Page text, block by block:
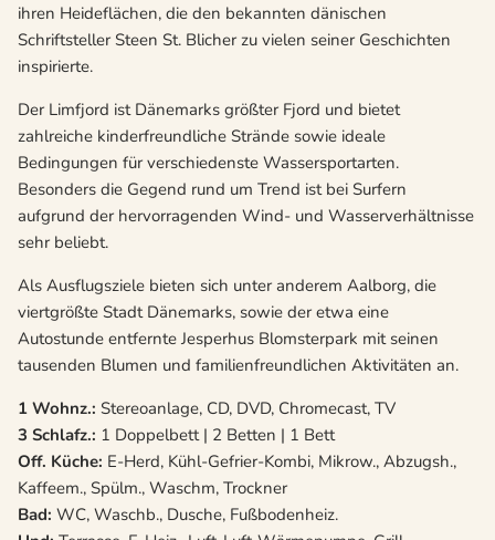
ihren Heideflächen, die den bekannten dänischen
Schriftsteller Steen St. Blicher zu vielen seiner Geschichten
inspirierte.
Der Limfjord ist Dänemarks größter Fjord und bietet
zahlreiche kinderfreundliche Strände sowie ideale
Bedingungen für verschiedenste Wassersportarten.
Besonders die Gegend rund um Trend ist bei Surfern
aufgrund der hervorragenden Wind- und Wasserverhältnisse
sehr beliebt.
Als Ausflugsziele bieten sich unter anderem Aalborg, die
viertgrößte Stadt Dänemarks, sowie der etwa eine
Autostunde entfernte Jesperhus Blomsterpark mit seinen
tausenden Blumen und familienfreundlichen Aktivitäten an.
1 Wohnz.: Stereoanlage, CD, DVD, Chromecast, TV
3 Schlafz.: 1 Doppelbett | 2 Betten | 1 Bett
Off. Küche: E-Herd, Kühl-Gefrier-Kombi, Mikrow., Abzugsh.,
Kaffeem., Spülm., Waschm, Trockner
Bad: WC, Waschb., Dusche, Fußbodenheiz.